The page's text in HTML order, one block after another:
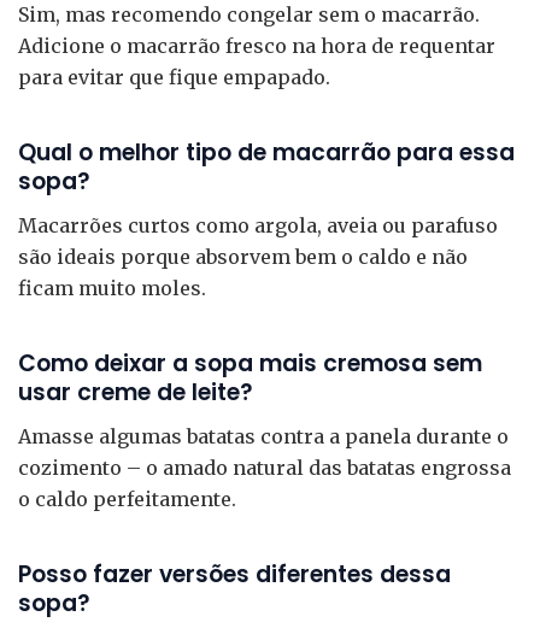
Sim, mas recomendo congelar sem o macarrão.
Adicione o macarrão fresco na hora de requentar
para evitar que fique empapado.
Qual o melhor tipo de macarrão para essa
sopa?
Macarrões curtos como argola, aveia ou parafuso
são ideais porque absorvem bem o caldo e não
ficam muito moles.
Como deixar a sopa mais cremosa sem
usar creme de leite?
Amasse algumas batatas contra a panela durante o
cozimento – o amado natural das batatas engrossa
o caldo perfeitamente.
Posso fazer versões diferentes dessa
sopa?